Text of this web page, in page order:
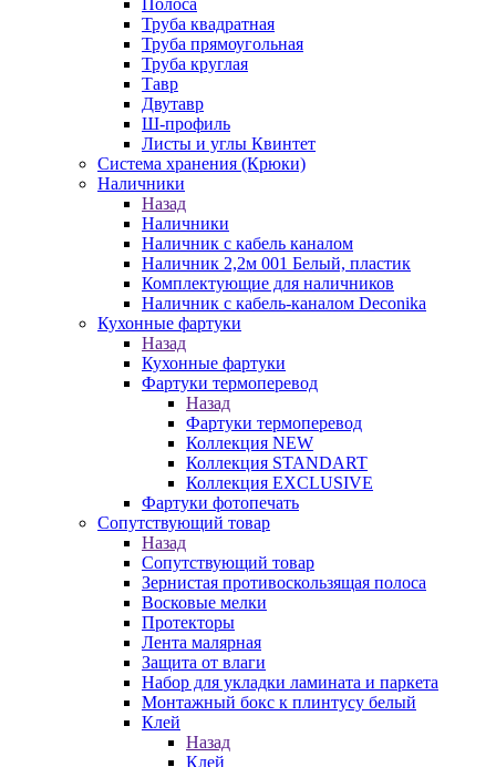
Полоса
Труба квадратная
Труба прямоугольная
Труба круглая
Тавр
Двутавр
Ш-профиль
Листы и углы Квинтет
Система хранения (Крюки)
Наличники
Назад
Наличники
Наличник с кабель каналом
Наличник 2,2м 001 Белый, пластик
Комплектующие для наличников
Наличник с кабель-каналом Deconika
Кухонные фартуки
Назад
Кухонные фартуки
Фартуки термоперевод
Назад
Фартуки термоперевод
Коллекция NEW
Коллекция STANDART
Коллекция EXCLUSIVE
Фартуки фотопечать
Сопутствующий товар
Назад
Сопутствующий товар
Зернистая противоскользящая полоса
Восковые мелки
Протекторы
Лента малярная
Защита от влаги
Набор для укладки ламината и паркета
Монтажный бокс к плинтусу белый
Клей
Назад
Клей